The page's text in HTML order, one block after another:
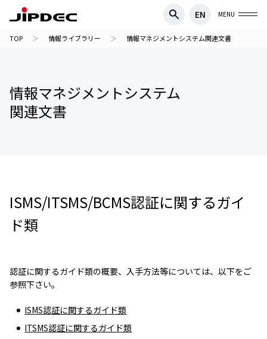
EN MENU
TOP 情報ライブラリー 情報マネジメントシステム関連文書
情報マネジメントシステム
関連文書
ISMS/ITSMS/BCMS認証に関するガイ
ド類
認証に関するガイド類の概要、入手方法等については、以下をご
参照下さい。
ISMS認証に関するガイド類
ITSMS認証に関するガイド類